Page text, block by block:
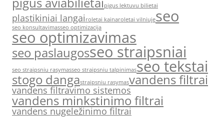
pigus lektuvu bilietai
plastikiniai langai roletai kainaroletai vilniujeseo
seo konsultavimasseo optimizacija
seo optimizavimas
seo paslaugosseo straipsniai
seo straipsniu rasymasseo straipsniu talpinimasseo tekstai
stogo dangastraipsniu rasymasvandens filtrai
vandens filtravimo sistemos
vandens minkstinimo filtrai
vandens nugeležinimo filtrai